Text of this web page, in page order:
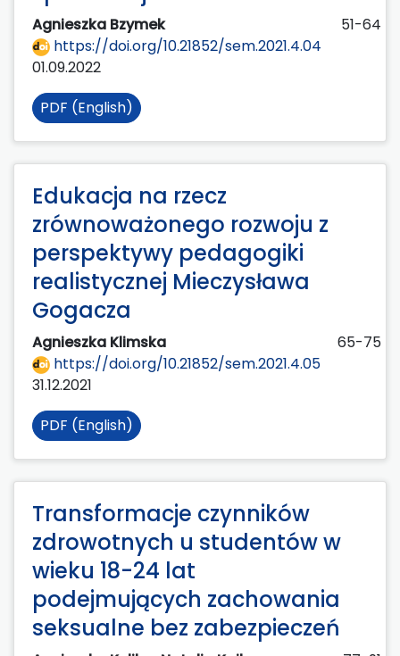
Agnieszka Bzymek
51-64
https://doi.org/10.21852/sem.2021.4.04
01.09.2022
PDF (English)
Edukacja na rzecz
zrównoważonego rozwoju z
perspektywy pedagogiki
realistycznej Mieczysława
Gogacza
Agnieszka Klimska
65-75
https://doi.org/10.21852/sem.2021.4.05
31.12.2021
PDF (English)
Transformacje czynników
zdrowotnych u studentów w
wieku 18-24 lat
podejmujących zachowania
seksualne bez zabezpieczeń